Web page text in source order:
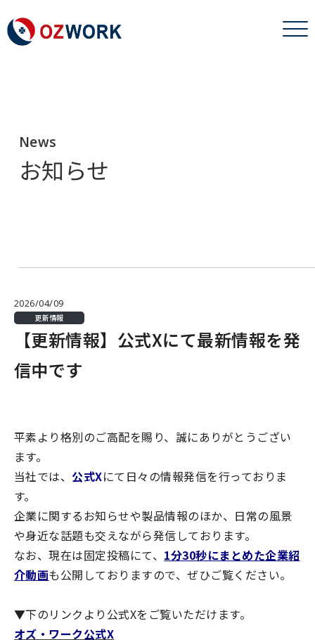
News
お知らせ
2026/04/09
更新情報
【更新情報】公式Xにて最新情報を発
信中です
平素より格別のご高配を賜り、誠にありがとうござい
ます。
当社では、 公式Xにて日々の情報発信を行っておりま
す。
企業に関するお知らせや製品情報のほか、日常の風景
や身近な話題も交えながら発信しております。
なお、現在は固定投稿にて、 1分30秒にまとめた企業紹
介動画も公開しておりますので、ぜひご覧ください。
▼下のリンクより公式Xをご覧いただけます。
オズ・ワーク公式X